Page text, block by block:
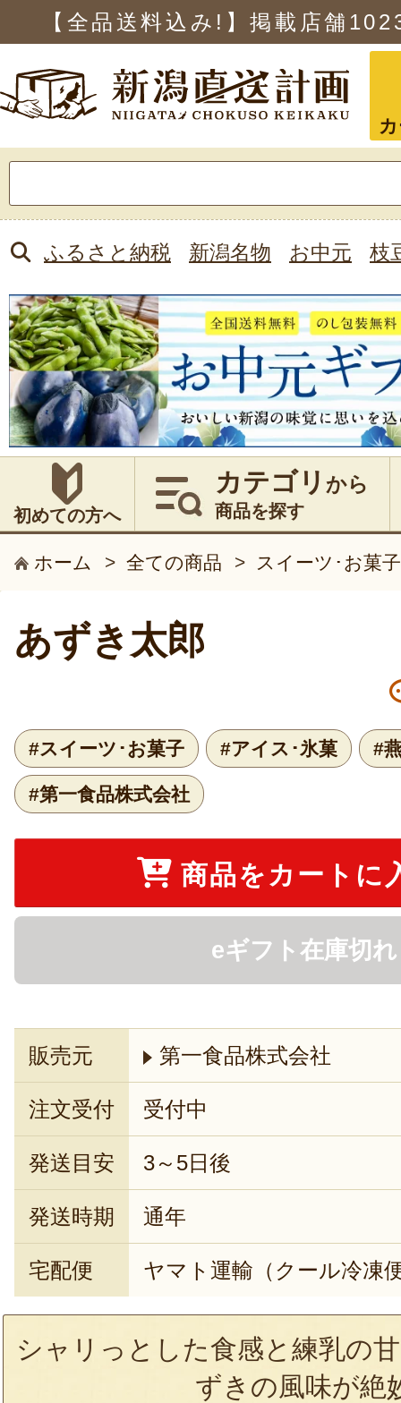
【全品送料込み!】掲載店舗
索:
ふるさと納税 新潟名物 お中元 枝
初めての方へ
カテゴリ から
商品を探す
ホーム > 全ての商品 > スイーツ･お菓子
あずき太郎
#スイーツ･お菓子 #アイス･氷菓 #
#第一食品株式会社
商品をカートに
eギフト在庫切れ
販売元 第一食品株式会社
注文受付 受付中
発送目安 3～5日後
発送時期 通年
宅配便 ヤマト運輸（クール冷凍
シャリっとした食感と練乳の
ずきの風味が絶